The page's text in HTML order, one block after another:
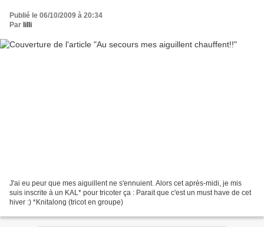
Publié le 06/10/2009 à 20:34
Par lilli
J'ai eu peur que mes aiguillent ne s'ennuient. Alors cet après-midi, je mis
suis inscrite à un KAL* pour tricoter ça : Parait que c'est un must have de cet
hiver :) *Knitalong (tricot en groupe)